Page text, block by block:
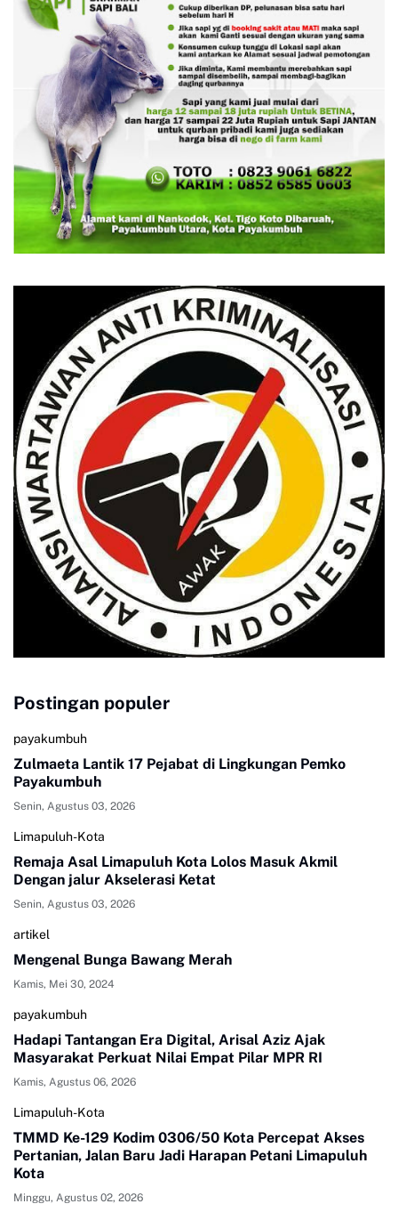
Postingan populer
payakumbuh
Zulmaeta Lantik 17 Pejabat di Lingkungan Pemko
Payakumbuh
Senin, Agustus 03, 2026
Limapuluh-Kota
Remaja Asal Limapuluh Kota Lolos Masuk Akmil
Dengan jalur Akselerasi Ketat
Senin, Agustus 03, 2026
artikel
Mengenal Bunga Bawang Merah
Kamis, Mei 30, 2024
payakumbuh
Hadapi Tantangan Era Digital, Arisal Aziz Ajak
Masyarakat Perkuat Nilai Empat Pilar MPR RI
Kamis, Agustus 06, 2026
Limapuluh-Kota
TMMD Ke-129 Kodim 0306/50 Kota Percepat Akses
Pertanian, Jalan Baru Jadi Harapan Petani Limapuluh
Kota
Minggu, Agustus 02, 2026